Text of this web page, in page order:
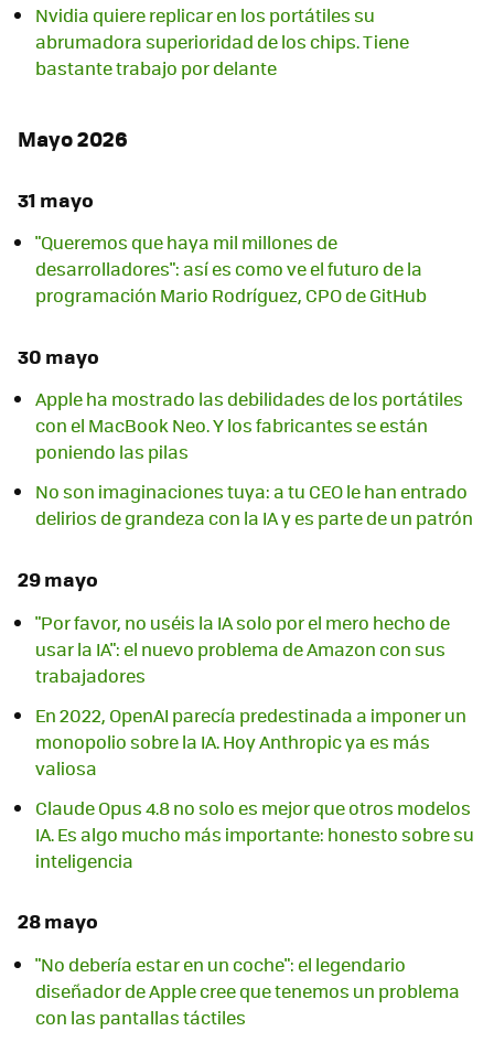
Nvidia quiere replicar en los portátiles su
abrumadora superioridad de los chips. Tiene
bastante trabajo por delante
Mayo 2026
31 mayo
"Queremos que haya mil millones de
desarrolladores": así es como ve el futuro de la
programación Mario Rodríguez, CPO de GitHub
30 mayo
Apple ha mostrado las debilidades de los portátiles
con el MacBook Neo. Y los fabricantes se están
poniendo las pilas
No son imaginaciones tuya: a tu CEO le han entrado
delirios de grandeza con la IA y es parte de un patrón
29 mayo
"Por favor, no uséis la IA solo por el mero hecho de
usar la IA": el nuevo problema de Amazon con sus
trabajadores
En 2022, OpenAI parecía predestinada a imponer un
monopolio sobre la IA. Hoy Anthropic ya es más
valiosa
Claude Opus 4.8 no solo es mejor que otros modelos
IA. Es algo mucho más importante: honesto sobre su
inteligencia
28 mayo
"No debería estar en un coche": el legendario
diseñador de Apple cree que tenemos un problema
con las pantallas táctiles